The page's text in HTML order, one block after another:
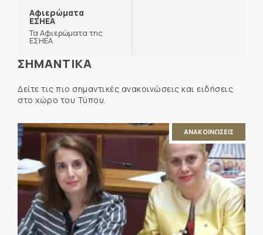
Αφιερώματα
ΕΣΗΕΑ
Τα Αφιερώματα της
ΕΣΗΕΑ
ΣΗΜΑΝΤΙΚΑ
Δείτε τις πιο σημαντικές ανακοινώσεις και ειδήσεις
στο χώρο του Τύπου.
ΑΝΑΚΟΙΝΩΣΕΙΣ